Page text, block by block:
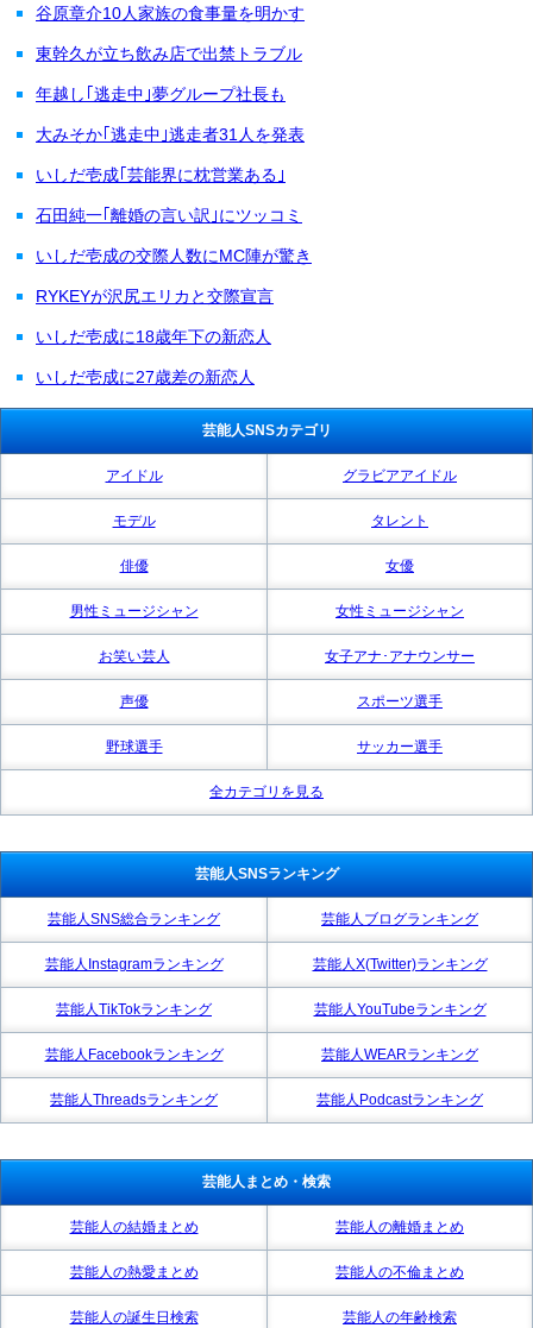
谷原章介10人家族の食事量を明かす
東幹久が立ち飲み店で出禁トラブル
年越し｢逃走中｣夢グループ社長も
大みそか｢逃走中｣逃走者31人を発表
いしだ壱成｢芸能界に枕営業ある｣
石田純一｢離婚の言い訳｣にツッコミ
いしだ壱成の交際人数にMC陣が驚き
RYKEYが沢尻エリカと交際宣言
いしだ壱成に18歳年下の新恋人
いしだ壱成に27歳差の新恋人
芸能人SNSカテゴリ
アイドル グラビアアイドル
モデル タレント
俳優 女優
男性ミュージシャン 女性ミュージシャン
お笑い芸人 女子アナ･アナウンサー
声優 スポーツ選手
野球選手 サッカー選手
全カテゴリを見る
芸能人SNSランキング
芸能人SNS総合ランキング 芸能人ブログランキング
芸能人Instagramランキング 芸能人X(Twitter)ランキング
芸能人TikTokランキング 芸能人YouTubeランキング
芸能人Facebookランキング 芸能人WEARランキング
芸能人Threadsランキング 芸能人Podcastランキング
芸能人まとめ・検索
芸能人の結婚まとめ 芸能人の離婚まとめ
芸能人の熱愛まとめ 芸能人の不倫まとめ
芸能人の誕生日検索 芸能人の年齢検索